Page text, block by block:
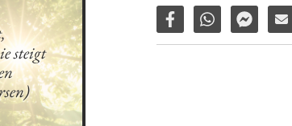
steigt
Share on Facebook
Share via
Share